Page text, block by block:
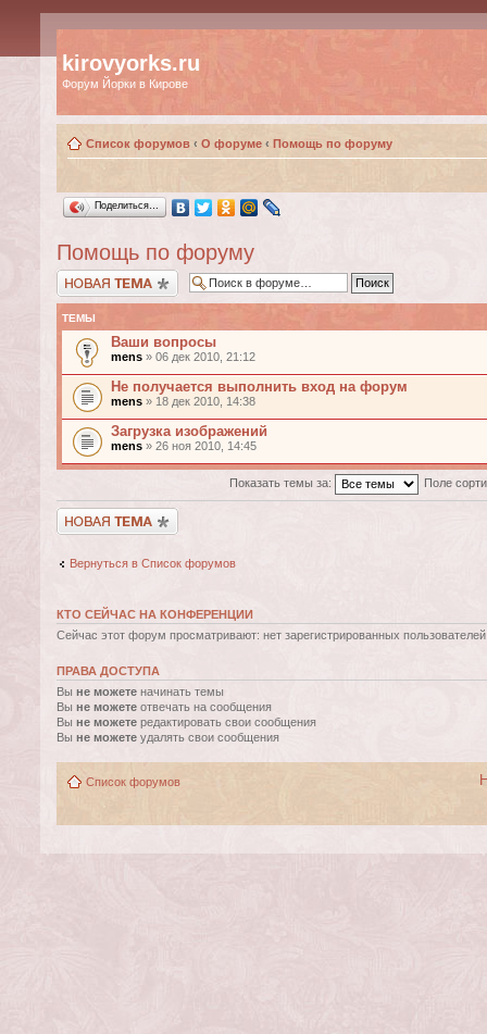
kirovyorks.ru
Форум Йорки в Кирове
Список форумов ‹ О форуме ‹ Помощь по форуму
Поделиться…
Помощь по форуму
Новая тема
ТЕМЫ
Ваши вопросы
mens » 06 дек 2010, 21:12
Не получается выполнить вход на форум
mens » 18 дек 2010, 14:38
Загрузка изображений
mens » 26 ноя 2010, 14:45
Показать темы за: Поле
Новая тема
Вернуться в Список форумов
КТО СЕЙЧАС НА КОНФЕРЕНЦИИ
Сейчас этот форум просматривают: нет зарегистрированных пользователей
ПРАВА ДОСТУПА
Вы не можете начинать темы
Вы не можете отвечать на сообщения
Вы не можете редактировать свои сообщения
Вы не можете удалять свои сообщения
Список форумов